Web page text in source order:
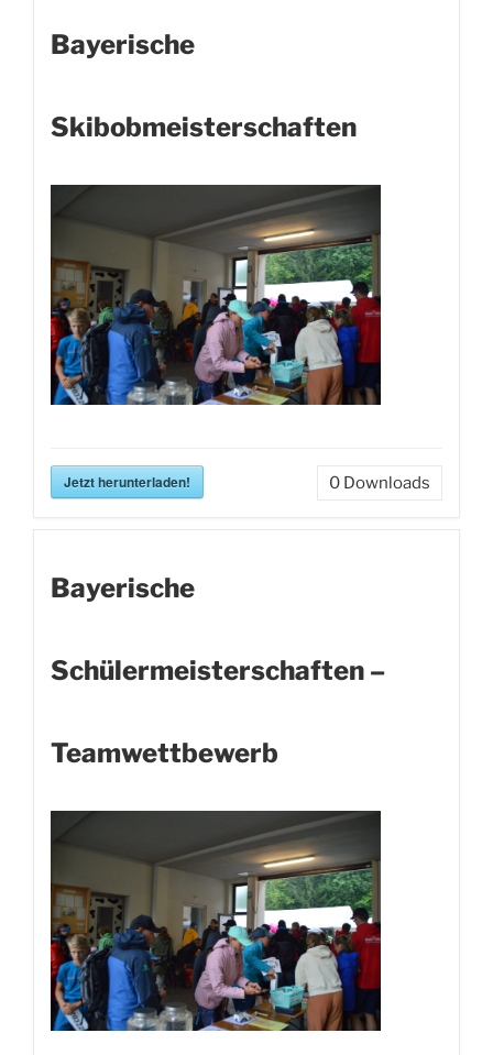
Bayerische
Skibobmeisterschaften
Jetzt herunterladen! 0 Downloads
Bayerische
Schülermeisterschaften –
Teamwettbewerb